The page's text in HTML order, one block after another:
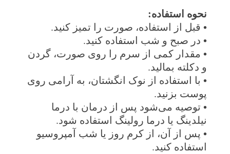
نحوه استفاده:
• قبل از استفاده، صورت را تمیز کنید.
• در صبح و شب استفاده کنید.
• مقدار کمی از سرم را روی صورت، گردن
و دکلته بمالید.
• با استفاده از نوک انگشتان، به آرامی روی
پوست بزنید.
• توصیه می‌شود پس از درمان با درما
نیلدینگ یا درما رولینگ استفاده شود.
• پس از آن، از کرم روز یا شب آمپروسیو
استفاده کنید.